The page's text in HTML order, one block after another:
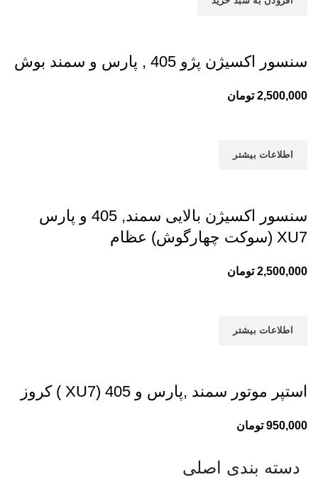
سنسور اکسیژن پژو 405 , پارس و سمند بوش
2,500,000 تومان
اطلاعات بیشتر
سنسور اکسیژن بالایی سمند, 405 و پارس
XU7 (سوکت چهارگوش) عظام
2,500,000 تومان
اطلاعات بیشتر
استپر موتور سمند ,پارس و 405 (XU7 ) کروز
950,000 تومان
دسته بندی اصلی